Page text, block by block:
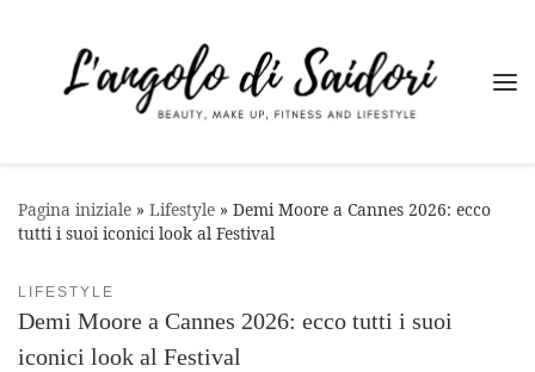
Pagina iniziale » Lifestyle » Demi Moore a Cannes 2026: ecco
tutti i suoi iconici look al Festival
LIFESTYLE
Demi Moore a Cannes 2026: ecco tutti i suoi
iconici look al Festival